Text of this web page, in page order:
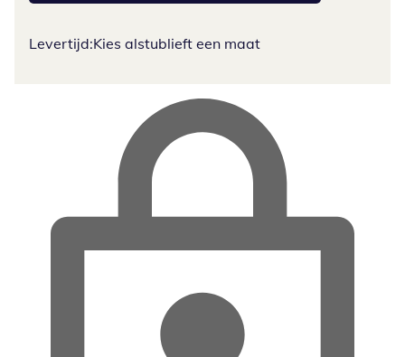
Levertijd:Kies alstublieft een maat